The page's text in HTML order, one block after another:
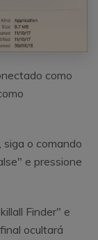
como
o comando
e pressione
Finder" e
ocultará